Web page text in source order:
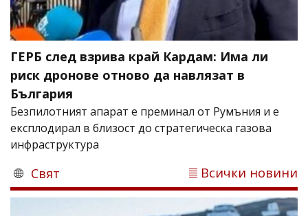
ГЕРБ след взрива край Кардам: Има ли
риск дронове отново да навлязат в
България
Безпилотният апарат е преминал от Румъния и е
експлодирал в близост до стратегическа газова
инфраструктура
Свят Всички новини